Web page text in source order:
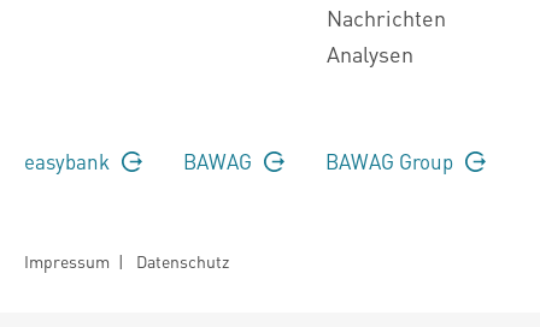
Nachrichten
Analysen
easybank BAWAG BAWAG Group
Impressum | Datenschutz